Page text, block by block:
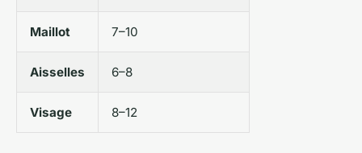
Maillot 7–10
Aisselles 6–8
Visage 8–12